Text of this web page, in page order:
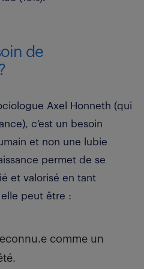
de
Axel Honneth (qui
c’est un besoin
et non une lubie
permet de se
et valorisé en tant
elle peut être :
comme un